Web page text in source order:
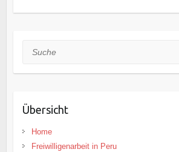
Suche
Übersicht
Home
Freiwilligenarbeit in Peru